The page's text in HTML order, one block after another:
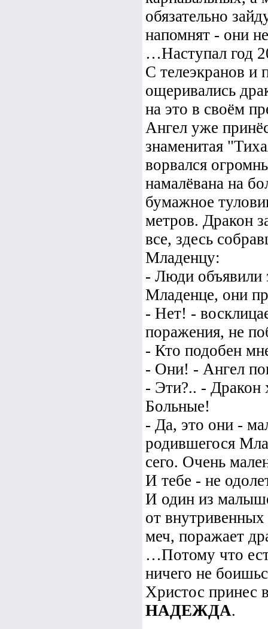
обязательно
напомнят - они
…Наступал год
С телеэкранов и
ощеривались
на это в своём
Ангел уже
знаменитая
ворвался
намалёвана на
бумажное
метров. Дракон
все, здесь
Младенцу:
- Люди объявили
Младенце, они
- Нет! -
поражения, не
- Кто подобен
- Они! - Ангел
- Эти?.. - Дракон
Больные!
- Да, это они -
родившегося
сего. Очень
И тебе - не
И один из
от
меч, поражает
…Потому что
ничего не
Христос принес
НАДЕЖДА.